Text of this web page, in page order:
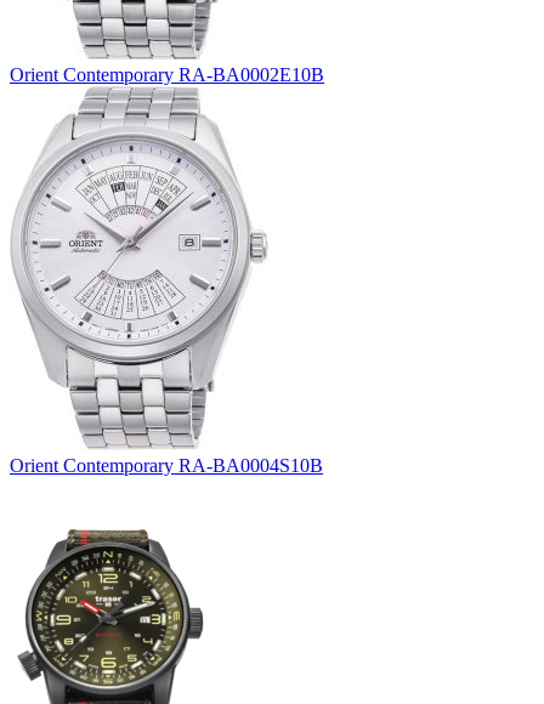
Orient Contemporary RA-BA0002E10B
Orient Contemporary RA-BA0004S10B